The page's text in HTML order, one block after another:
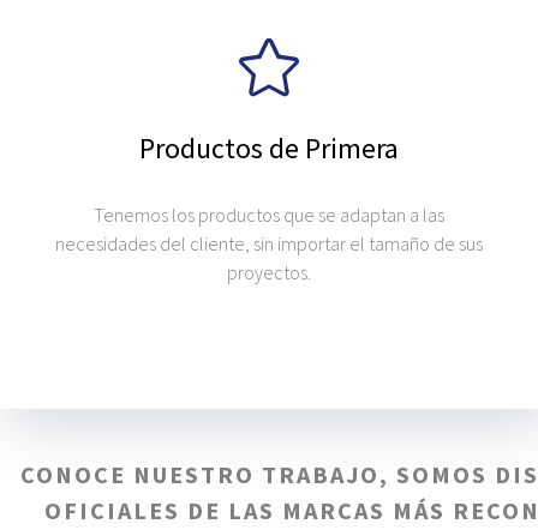
Productos de Primera
Tenemos los productos que se adaptan a las
necesidades del cliente, sin importar el tamaño de sus
proyectos.
CONOCE NUESTRO TRABAJO, SOMOS
OFICIALES DE LAS MARCAS MÁS